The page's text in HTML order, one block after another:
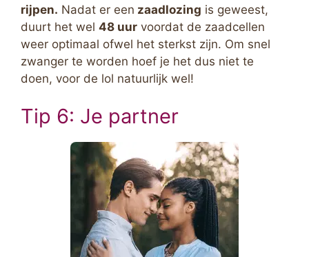
rijpen. Nadat er een zaadlozing is geweest,
duurt het wel 48 uur voordat de zaadcellen
weer optimaal ofwel het sterkst zijn. Om snel
zwanger te worden hoef je het dus niet te
doen, voor de lol natuurlijk wel!
Tip 6: Je partner